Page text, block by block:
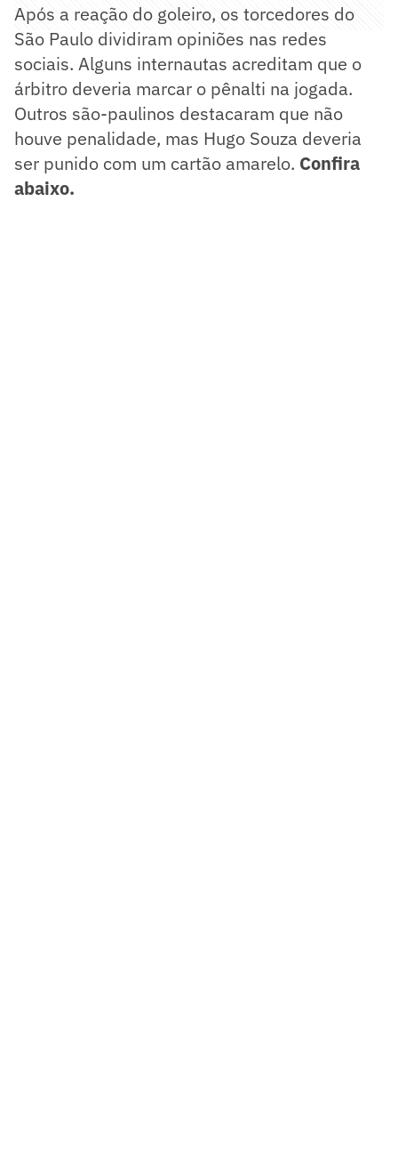
Após a reação do goleiro, os torcedores do
São Paulo dividiram opiniões nas redes
sociais. Alguns internautas acreditam que o
árbitro deveria marcar o pênalti na jogada.
Outros são-paulinos destacaram que não
houve penalidade, mas Hugo Souza deveria
ser punido com um cartão amarelo. Confira
abaixo.